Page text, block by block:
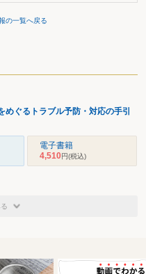
の一覧へ戻る
めぐるトラブル予防・対応の手引
電子書籍
4,510円(税込)